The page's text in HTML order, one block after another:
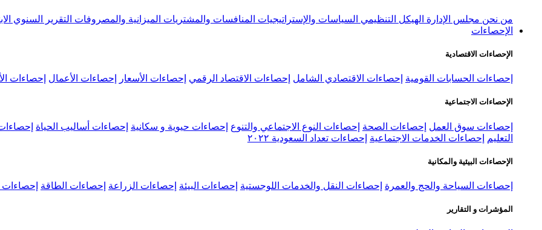
من نحن مجلس الإدارة الهيكل التنظيمي السياسات والإستراتيجيات المنافسات والمشتريات الميزانية والمصروفات التقرير السنوي
الإحصاءات
الإحصاءات الاقتصادية
إحصاءات الحسابات القومية إحصاءات الاقتصادي الشامل إحصاءات الاقتصاد الرقمي إحصاءات الأسعار إحصاءات الأعمال إحصاءات
الإحصاءات الاجتماعية
إحصاءات سوق العمل إحصاءات الصحة إحصاءات النوع الاجتماعي والتنوع إحصاءات حيوية و سكانية إحصاءات أساليب الحياة
التعليم
إحصاءات الخدمات الاجتماعية إحصاءات تعداد السعودية ٢٠٢٢
الإحصاءات البيئية والمكانية
إحصاءات السياحة والحج والعمرة إحصاءات النقل والخدمات اللوجستية إحصاءات البيئة إحصاءات الزراعة إحصاءات الطاقة إحصاءات
المؤشرات و التقارير